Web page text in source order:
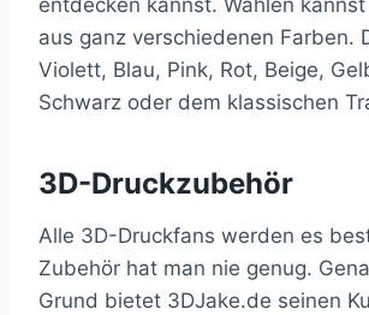
entdecken kannst. Wählen
aus ganz verschiedenen Farben.
Violett, Blau, Pink, Rot, Beige,
Schwarz oder dem klassischen
3D-Druckzubehör
Alle 3D-Druckfans werden es
Zubehör hat man nie genug.
Grund bietet 3DJake.de seinen